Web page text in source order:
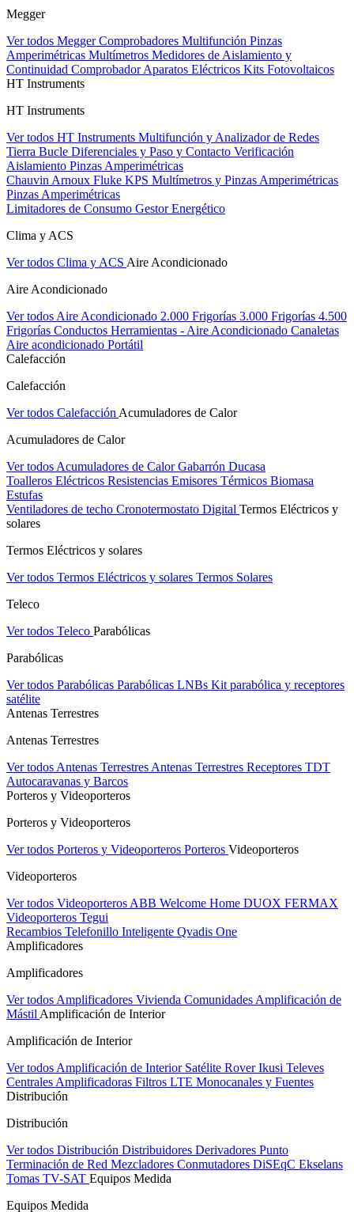
Megger
Ver todos MeggerComprobadores Multifunción Pinzas
Amperimétricas Multímetros Medidores de Aislamiento y
Continuidad Comprobador Aparatos Eléctricos Kits Fotovoltaicos
HT Instruments
HT Instruments
Ver todos HT Instruments Multifunción y Analizador de Redes
Tierra Bucle Diferenciales y Paso y Contacto Verificación
Aislamiento Pinzas Amperimétricas
Chauvin Arnoux Fluke KPS Multímetros y Pinzas Amperimétricas
Pinzas Amperimétricas
Limitadores de Consumo Gestor Energético
Clima y ACS
Ver todos Clima y ACS Aire Acondicionado
Aire Acondicionado
Ver todos Aire Acondicionado 2.000 Frigorías 3.000 Frigorías 4.500
Frigorías Conductos Herramientas - Aire Acondicionado Canaletas
Aire acondicionado Portátil
Calefacción
Calefacción
Ver todos Calefacción Acumuladores de Calor
Acumuladores de Calor
Ver todos Acumuladores de CalorGabarrón Ducasa
Toalleros Eléctricos Resistencias Emisores Térmicos Biomasa
Estufas
Ventiladores de techo Cronotermostato Digital Termos Eléctricos y
solares
Termos Eléctricos y solares
Ver todos Termos Eléctricos y solares Termos Solares
Teleco
Ver todos Teleco Parabólicas
Parabólicas
Ver todos Parabólicas Parabólicas LNBs Kit parabólica y receptores
satélite
Antenas Terrestres
Antenas Terrestres
Ver todos Antenas Terrestres Antenas Terrestres Receptores TDT
Autocaravanas y Barcos
Porteros y Videoporteros
Porteros y Videoporteros
Ver todos Porteros y Videoporteros Porteros Videoporteros
Videoporteros
Ver todos Videoporteros ABB Welcome Home DUOX FERMAX
Videoporteros Tegui
Recambios Telefonillo Inteligente Qvadis One
Amplificadores
Amplificadores
Ver todos Amplificadores Vivienda Comunidades Amplificación de
Mástil Amplificación de Interior
Amplificación de Interior
Ver todos Amplificación de Interior Satélite RoverIkusi Televes
Centrales Amplificadoras Filtros LTE Monocanales y Fuentes
Distribución
Distribución
Ver todos Distribución Distribuidores Derivadores Punto
Terminación de Red Mezcladores Conmutadores DiSEqC Ekselans
Tomas TV-SAT Equipos Medida
Equipos Medida